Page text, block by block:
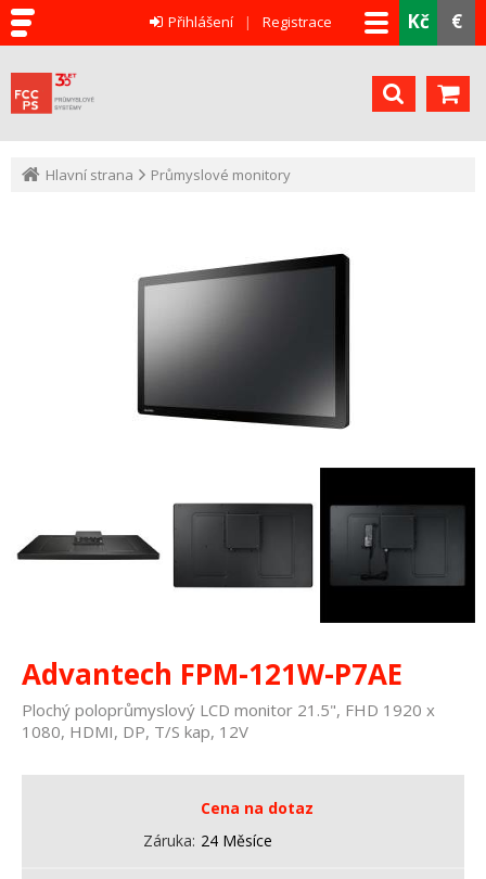
Kč €
Přihlášení Registrace
Hlavní strana Průmyslové monitory
Advantech FPM-121W-P7AE
Plochý poloprůmyslový LCD monitor 21.5", FHD 1920 x
1080, HDMI, DP, T/S kap, 12V
Cena na dotaz
Záruka 24 Měsíce